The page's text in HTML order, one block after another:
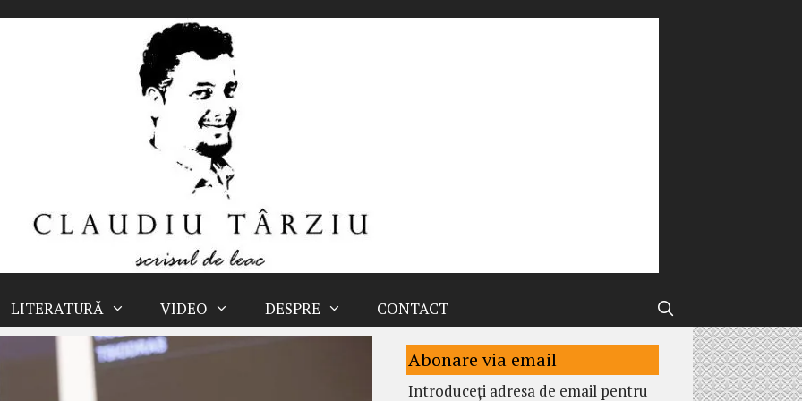
LITERATURĂ VIDEO DESPRE CONTACT
Abonare via email
Introduceți adresa de email pentru